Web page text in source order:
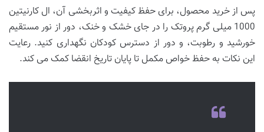
پس از خرید محصول، برای حفظ کیفیت و اثربخشی آن، ال کارنیتین
1000 میلی گرم پروتک را در جای خشک و خنک، دور از نور مستقیم
خورشید و رطوبت، و دور از دسترس کودکان نگهداری کنید. رعایت
این نکات به حفظ خواص مکمل تا پایان تاریخ انقضا کمک می کند.